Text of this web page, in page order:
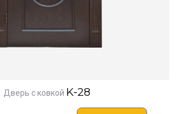
Дверь с ковкой K-28